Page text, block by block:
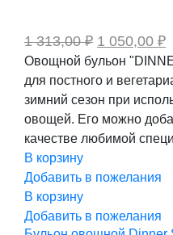
1 313,00₽
цена
1
313,00 ₽.
1 050,00 ₽
1
Овощной бульон
для постного и
зимний сезон при
овощей. Его можно
качестве любимой
В корзину
Добавить в пожелания
В корзину
Добавить в пожелания